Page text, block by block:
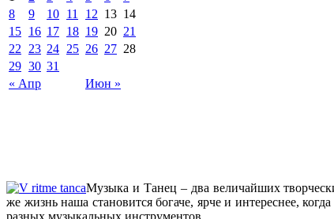
« Апр Июн »
8
9 10 11 12 13 14
15 16 17 18 19 20 21
22
23 24 25 26 27 28
29 30 31
Музыка и Танец – два величайших
же жизнь наша становится богаче, ярче и интереснее,
разных музыкальных инструментов.